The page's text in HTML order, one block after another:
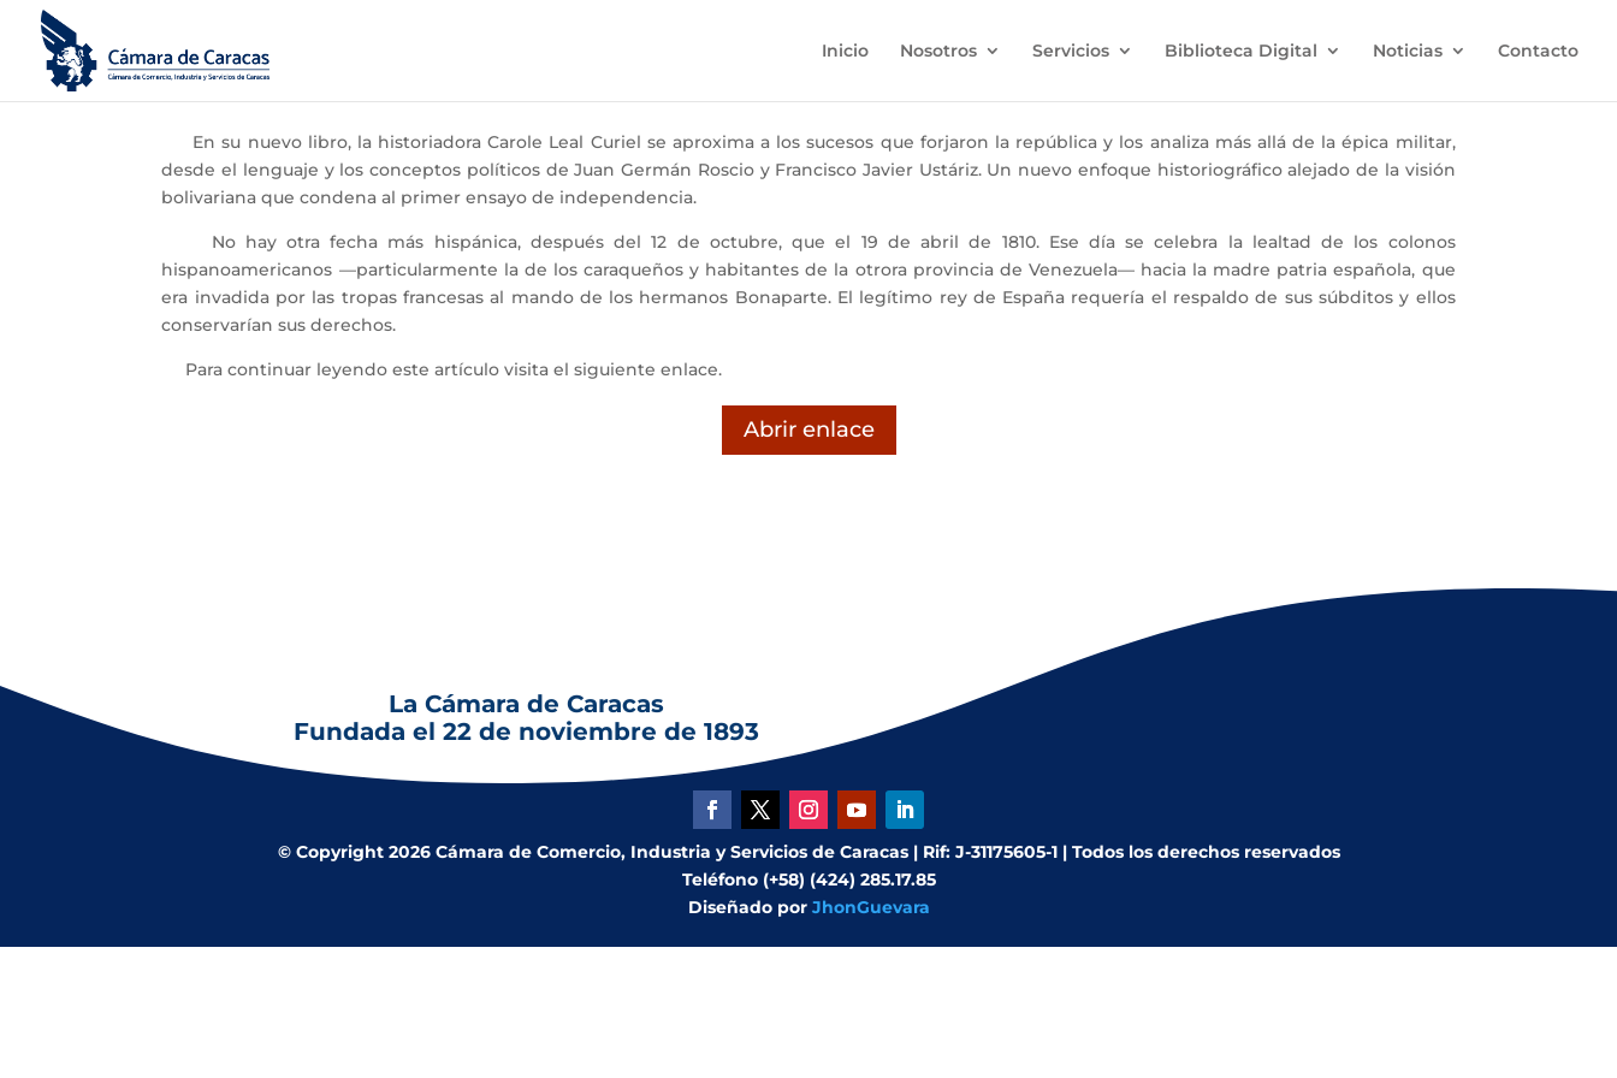
Inicio Nosotros Servicios Biblioteca Digital Noticias Contacto
En su nuevo libro, la historiadora Carole Leal Curiel se aproxima a los sucesos que forjaron la república y los analiza más allá de la épica militar,
desde el lenguaje y los conceptos políticos de Juan Germán Roscio y Francisco Javier Ustáriz. Un nuevo enfoque historiográfico alejado de la visión
bolivariana que condena al primer ensayo de independencia.
No hay otra fecha más hispánica, después del 12 de octubre, que el 19 de abril de 1810. Ese día se celebra la lealtad de los colonos
hispanoamericanos —particularmente la de los caraqueños y habitantes de la otrora provincia de Venezuela— hacia la madre patria española, que
era invadida por las tropas francesas al mando de los hermanos Bonaparte. El legítimo rey de España requería el respaldo de sus súbditos y ellos
conservarían sus derechos.
Para continuar leyendo este artículo visita el siguiente enlace.
Abrir enlace
La Cámara de Caracas
Fundada el 22 de noviembre de 1893
© Copyright 2026 Cámara de Comercio, Industria y Servicios de Caracas | Rif: J-31175605-1 | Todos los derechos reservados
Teléfono (+58) (424) 285.17.85
Diseñado por JhonGuevara